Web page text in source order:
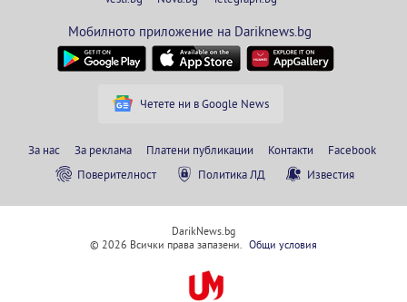
Мобилното приложение на Dariknews.bg
Четете ни в Google News
За нас За реклама Платени публикации Контакти
Facebook
Поверителност
Политика ЛД Известия
DarikNews.bg
© 2026 Всички права запазени.
Общи условия